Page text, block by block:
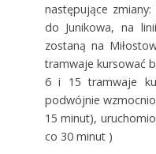
następujące
do Junikowa, na
zostaną na
tramwaje kursować
6 i 15 tramwaje
podwójnie
15 minut),
co 30 minut )